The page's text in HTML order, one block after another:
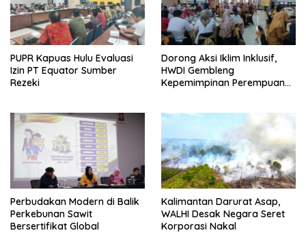
PUPR Kapuas Hulu Evaluasi
Izin PT Equator Sumber
Rezeki
Dorong Aksi Iklim Inklusif,
HWDI Gembleng
Kepemimpinan Perempuan
Perbudakan Modern di Balik
Perkebunan Sawit
Bersertifikat Global
Kalimantan Darurat Asap,
WALHI Desak Negara Seret
Korporasi Nakal